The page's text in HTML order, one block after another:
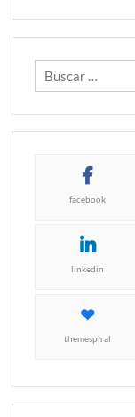
facebook
linkedin
themespiral